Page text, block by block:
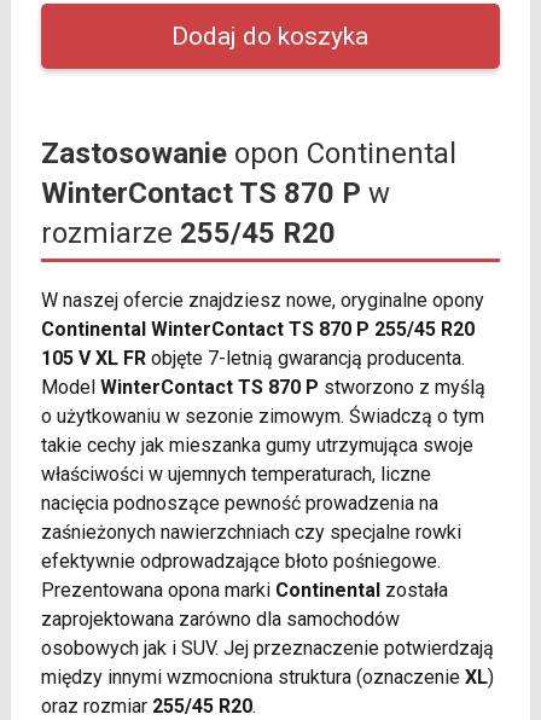
Zastosowanieopon Continental
WinterContact TS 870 P w
rozmiarze 255/45 R20
W naszej ofercie znajdziesz nowe, oryginalne opony
Continental WinterContact TS 870 P 255/45 R20
105 V XL FRobjęte 7-letnią gwarancją producenta.
Model WinterContact TS 870 P stworzono z myślą
o użytkowaniu w sezonie zimowym. Świadczą o tym
takie cechy jak mieszanka gumy utrzymująca swoje
właściwości w ujemnych temperaturach, liczne
nacięcia podnoszące pewność prowadzenia na
zaśnieżonych nawierzchniach czy specjalne rowki
efektywnie odprowadzające błoto pośniegowe.
Prezentowana opona marki Continentalzostała
zaprojektowana zarówno dla samochodów
osobowych jak i SUV. Jej przeznaczenie potwierdzają
między innymi wzmocniona struktura (oznaczenie XL)
oraz rozmiar 255/45 R20.